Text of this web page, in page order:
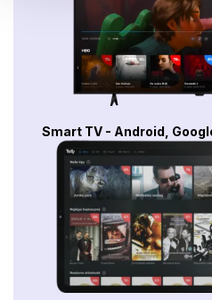
Smart TV - Android,